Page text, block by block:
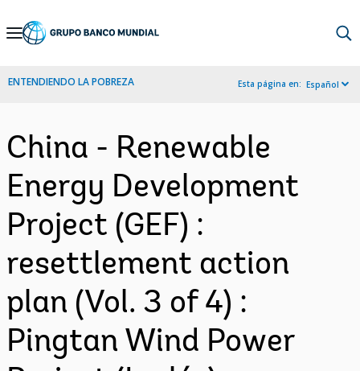
Skip
Navigation
ENTENDIENDO LA POBREZA Esta página en: Español
China - Renewable
Energy Development
Project (GEF) :
resettlement action
plan (Vol. 3 of 4) :
Pingtan Wind Power